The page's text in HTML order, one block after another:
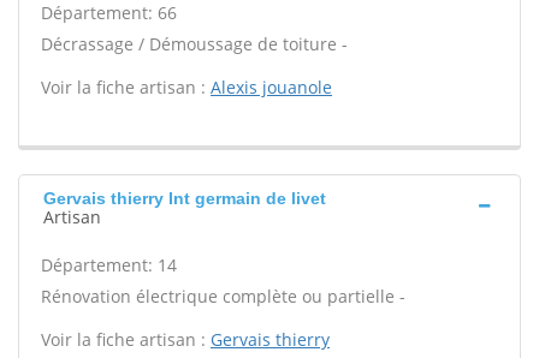
Département: 66
Décrassage / Démoussage de toiture -
Voir la fiche artisan : Alexis jouanole
Gervais thierry Int germain de livet
Artisan
Département: 14
Rénovation électrique complète ou partielle -
Voir la fiche artisan : Gervais thierry